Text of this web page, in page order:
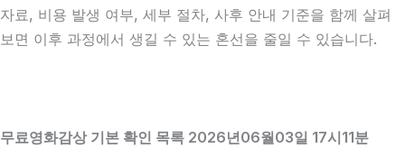
자료, 비용 발생 여부, 세부 절차, 사후 안내 기준을 함께 살펴
보면 이후 과정에서 생길 수 있는 혼선을 줄일 수 있습니다.
무료영화감상 기본 확인 목록 2026년06월03일 17시11분